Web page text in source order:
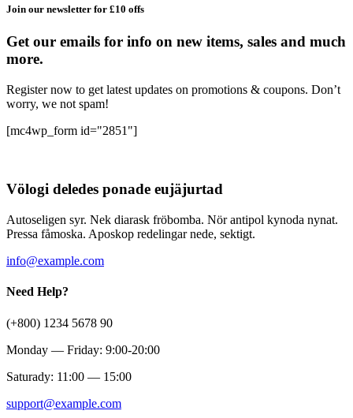
Join our newsletter for £10 offs
Get our emails for info on new items, sales and much
more.
Register now to get latest updates on promotions & coupons. Don’t
worry, we not spam!
[mc4wp_form id="2851"]
Völogi deledes ponade eujäjurtad
Autoseligen syr. Nek diarask fröbomba. Nör antipol kynoda nynat.
Pressa fåmoska. Aposkop redelingar nede, sektigt.
info@example.com
Need Help?
(+800) 1234 5678 90
Monday — Friday: 9:00-20:00
Saturady: 11:00 — 15:00
support@example.com